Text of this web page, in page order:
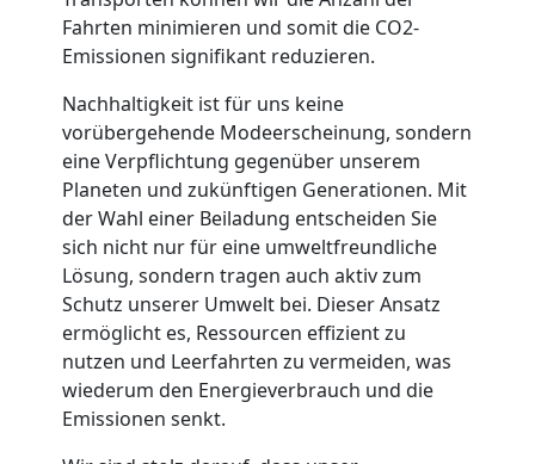
Fahrten minimieren und somit die CO2-
Emissionen signifikant reduzieren.
Nachhaltigkeit ist für uns keine
vorübergehende Modeerscheinung, sondern
eine Verpflichtung gegenüber unserem
Planeten und zukünftigen Generationen. Mit
der Wahl einer Beiladung entscheiden Sie
sich nicht nur für eine umweltfreundliche
Lösung, sondern tragen auch aktiv zum
Schutz unserer Umwelt bei. Dieser Ansatz
ermöglicht es, Ressourcen effizient zu
nutzen und Leerfahrten zu vermeiden, was
wiederum den Energieverbrauch und die
Emissionen senkt.
Wiener
Neustadt
Mann
LKW
Möbellift